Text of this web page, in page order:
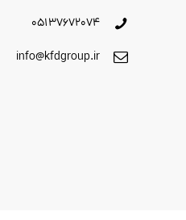
05137672074
info@kfdgroup.ir